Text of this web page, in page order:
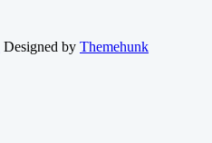
Designed by Themehunk